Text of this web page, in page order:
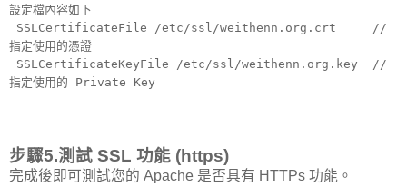
設定檔內容如下
SSLCertificateFile /etc/ssl/weithenn.org.crt //
指定使用的憑證
SSLCertificateKeyFile /etc/ssl/weithenn.org.key //
指定使用的 Private Key
步驟5.測試 SSL 功能 (https)
完成後即可測試您的 Apache 是否具有 HTTPs 功能。